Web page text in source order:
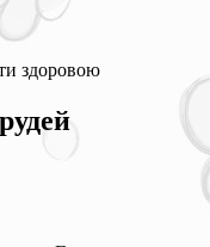
здоровою